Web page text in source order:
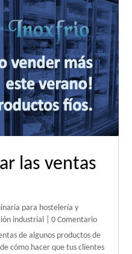
las ventas
para hostelería y
industrial
| 0 Comentario
de algunos productos de
cómo hacer que tus clientes